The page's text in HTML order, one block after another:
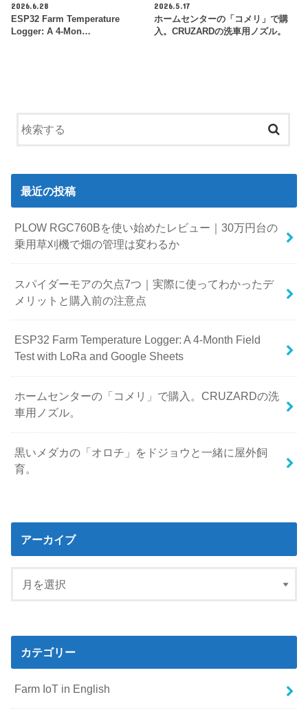
2026.6.28
ESP32 Farm Temperature
Logger: A 4-Mon…
2026.5.17
ホームセンターの「コメリ」で購
入。CRUZARDの洗車用ノズル。
最近の投稿
PLOW RGC760Bを使い始めたレビュー｜30万円台の
乗用草刈機で畑の管理は変わるか
スパイダーモアの欠点7つ｜実際に使ってわかったデ
メリットと購入前の注意点
ESP32 Farm Temperature Logger: A 4-Month Field
Test with LoRa and Google Sheets
ホームセンターの「コメリ」で購入。CRUZARDの洗
車用ノズル。
黒いメダカの「オロチ」をドジョウと一緒に屋外飼
育。
アーカイブ
カテゴリー
Farm IoT in English